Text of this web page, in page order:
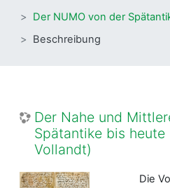
Der NUMO von der
Beschreibung
Der Nahe und
Spätantike bis heute
Vollandt)
Die